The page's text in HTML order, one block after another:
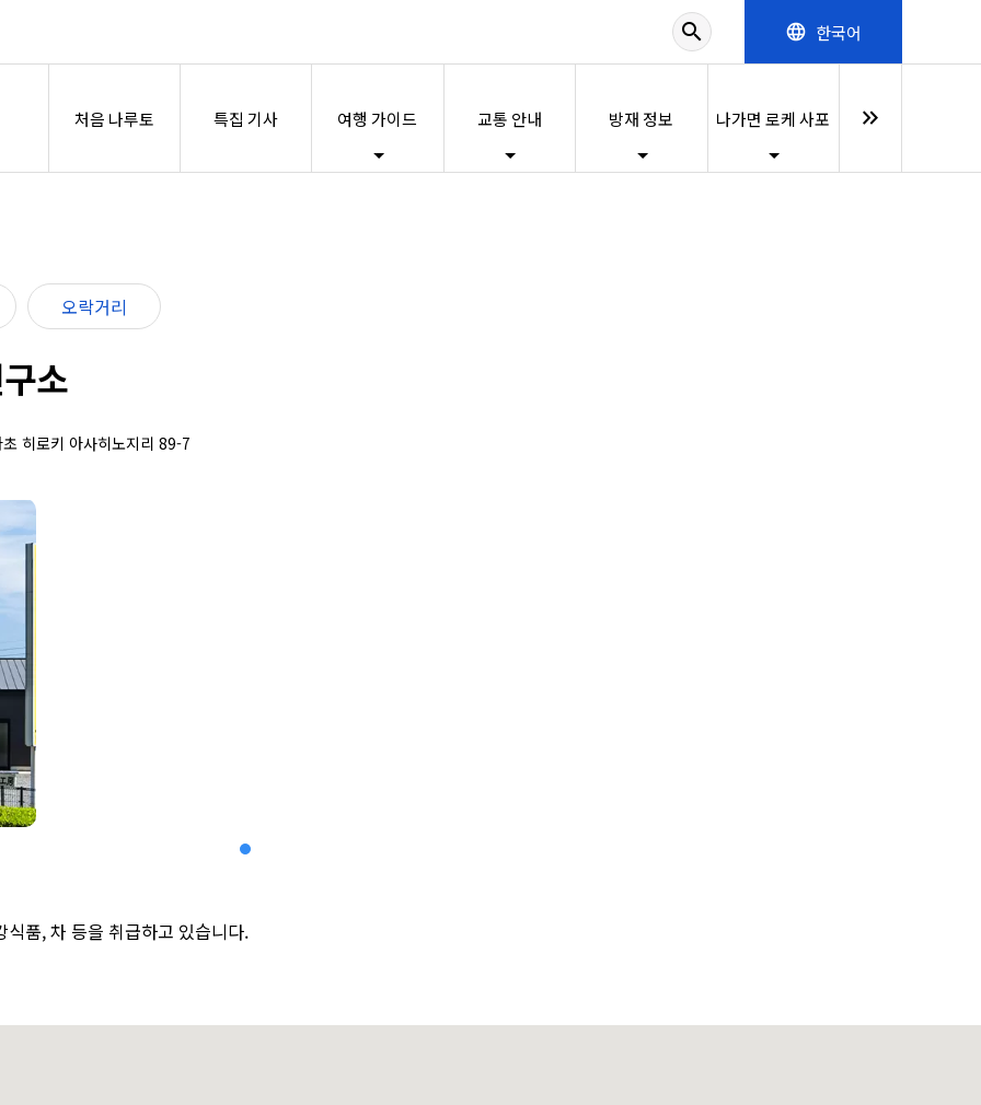
search language 한국어
처음 나루토 특집 기사 여행 가이드 교통 안내 방재 정보 나가면 로케 사포 keyboard_double_arrow_right
오락거리
소
히로키 아사히노지리 89-7
식품, 차 등을 취급하고 있습니다.